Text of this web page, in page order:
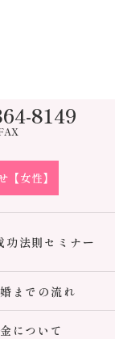
8149
【女性】
功法則セミナー
までの流れ
について